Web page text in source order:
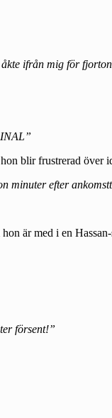
ifrån mig för
blir frustrerad över
minuter efter
är med i en
försent!”